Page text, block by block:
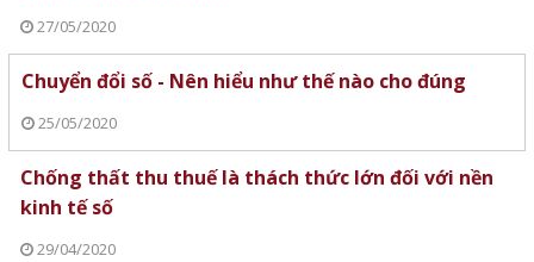
27/05/2020
Chuyển đổi số - Nên hiểu như thế nào cho đúng
25/05/2020
Chống thất thu thuế là thách thức lớn đối với nền
kinh tế số
29/04/2020